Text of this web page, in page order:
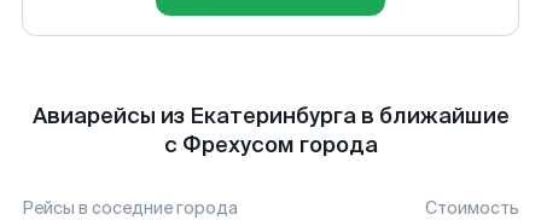
Авиарейсы из Екатеринбурга в ближайшие
с Фрехусом города
Рейсы в соседние города Стоимость